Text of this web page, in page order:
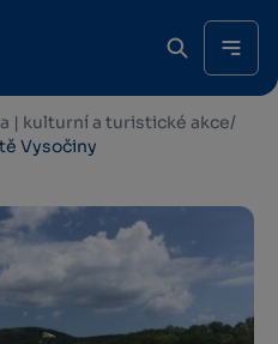
| kulturní a turistické akce/
Vysočiny